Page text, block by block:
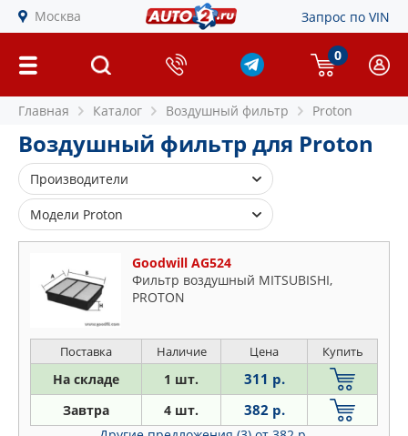
Москва Запрос по VIN
0
Главная Каталог Воздушный фильтр Proton
Воздушный фильтр для Proton
Производители
AMC FILTER
BLUE PRINT
FENOX
FILTRON
GOODWILL
JAPANPARTS
MANN
MEAT & DORIA
Модели Proton
Impian
Jumbuck
Persona
Savvy
Wira
Goodwill AG524
Фильтр воздушный MITSUBISHI,
PROTON
Поставка Наличие Цена Купить
На складе 1 шт. 311 р.
Завтра 4 шт. 382 р.